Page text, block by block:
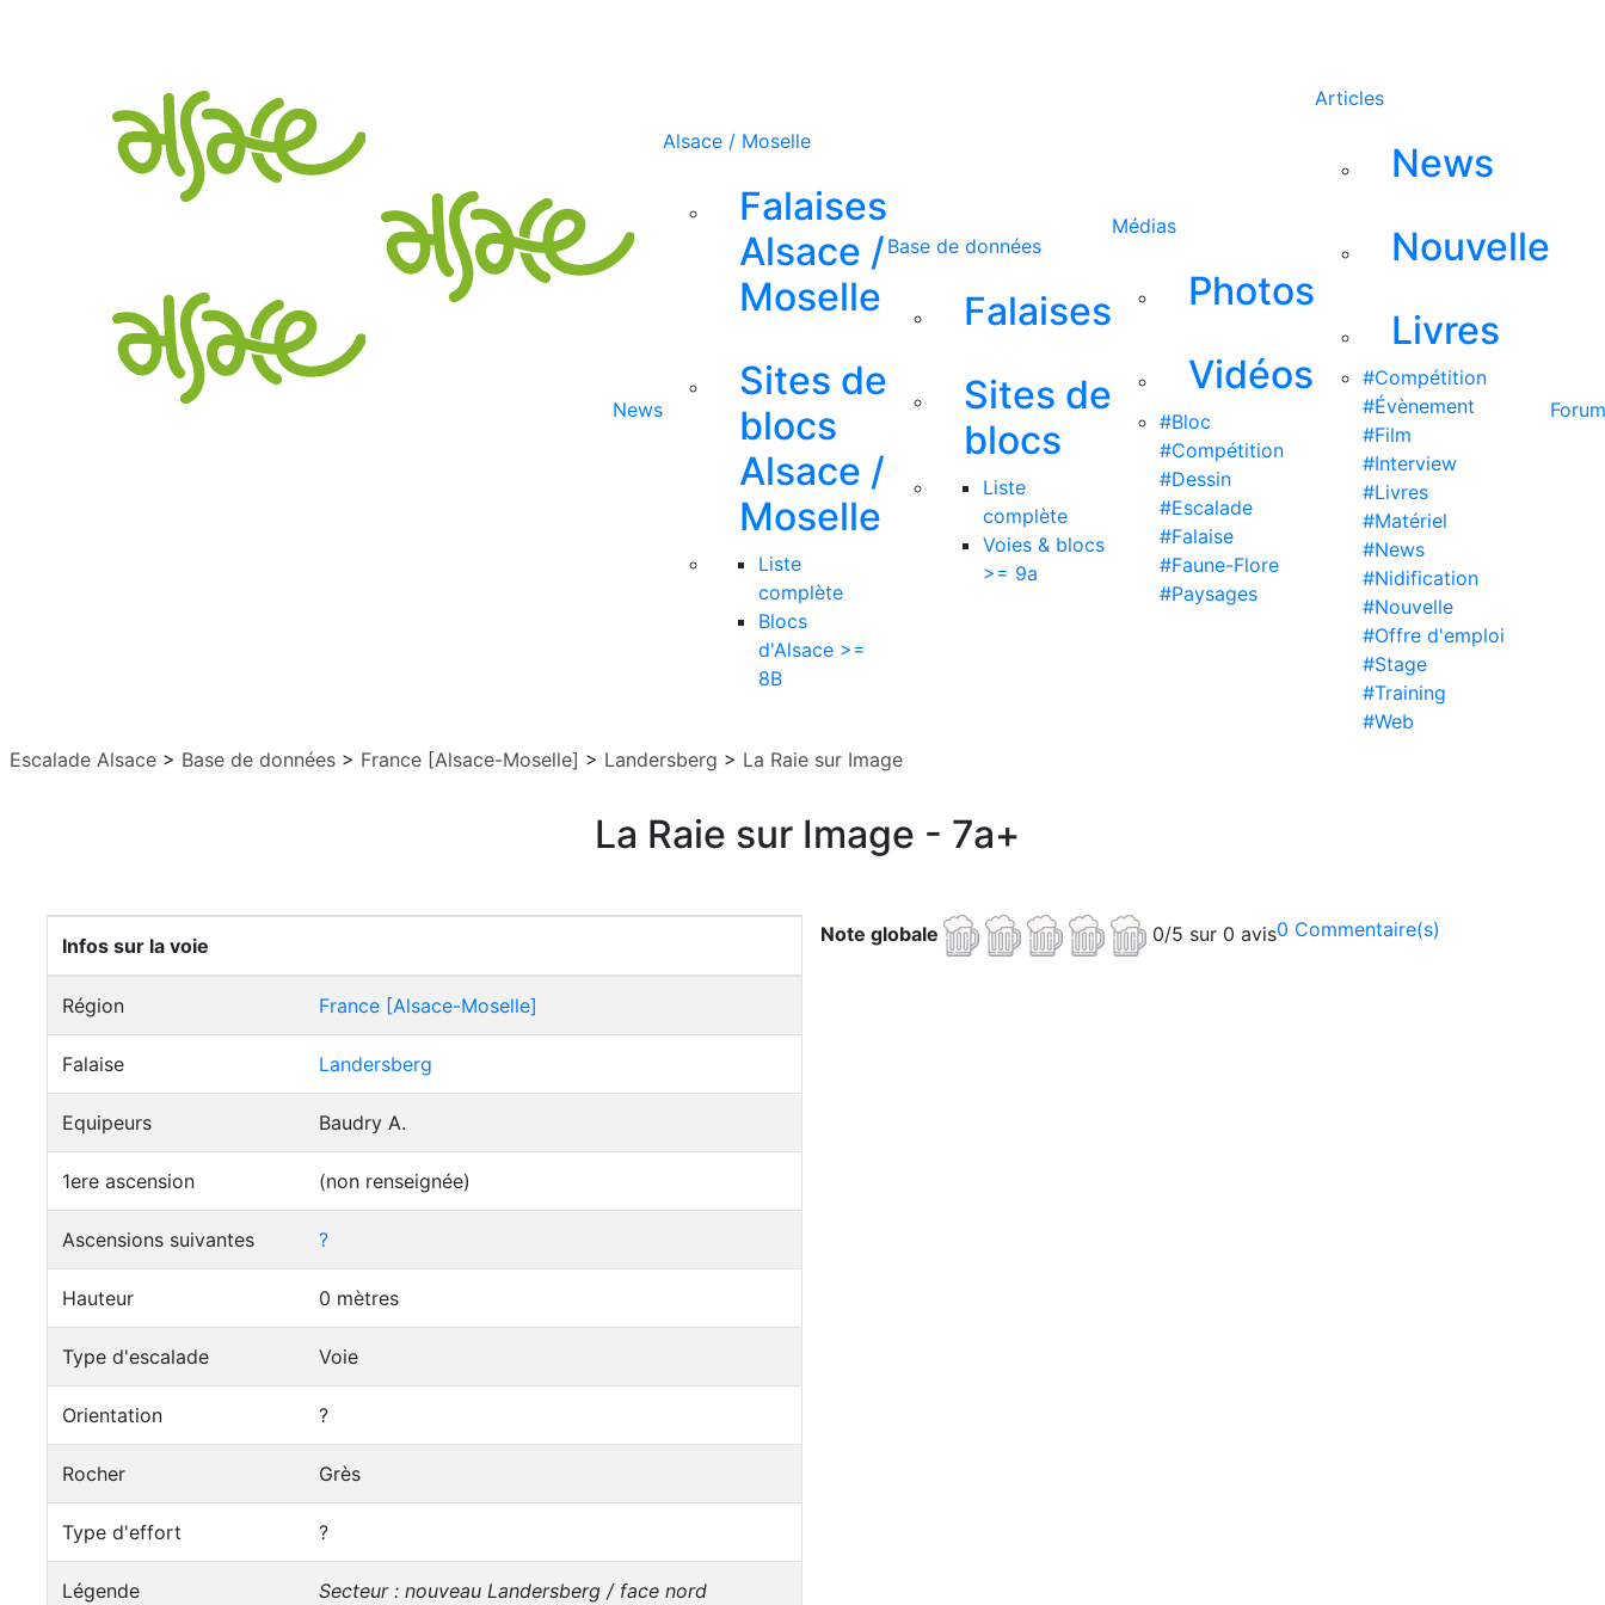
News
Alsace / Moselle
Falaises
Alsace /
Moselle
Sites de
blocs
Alsace /
Moselle
Liste
complète
Blocs
d'Alsace >=
8B
Base de données
Falaises
Sites de
blocs
Liste
complète
Voies & blocs
>= 9a
Médias
Photos
Vidéos
#Bloc
#Compétition
#Dessin
#Escalade
#Falaise
#Faune-Flore
#Paysages
Articles
News
Nouvelle
Livres
#Compétition
#Évènement
#Film
#Interview
#Livres
#Matériel
#News
#Nidification
#Nouvelle
#Offre d'emploi
#Stage
#Training
#Web
Forum
Escalade Alsace > Base de données > France [Alsace-Moselle] > Landersberg > La Raie sur Image
La Raie sur Image - 7a+
Infos sur la voie
Région France [Alsace-Moselle]
Falaise Landersberg
Equipeurs Baudry A.
1ere ascension (non renseignée)
Ascensions suivantes ?
Hauteur 0 mètres
Type d'escalade Voie
Orientation ?
Rocher Grès
Type d'effort ?
Légende Secteur : nouveau Landersberg / face nord
0 Commentaire(s)
Note globale 0/5 sur 0 avis